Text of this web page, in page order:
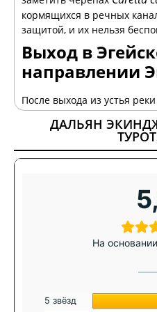
кормящихся в речных
защитой, и их нельзя
Выход в
направлении
После выхода из устья
Эгейское море и начинает
сторону бухты Экинджик,
около 30 минут в
одной стороны, вы
нетронутую береговую
между Дальяном и
сегмента гости могут
кофе или
панорамными морскими
путешествие, подходящее
предпочитающих
на море.
ДАЛЬЯН
На
5 звёзд